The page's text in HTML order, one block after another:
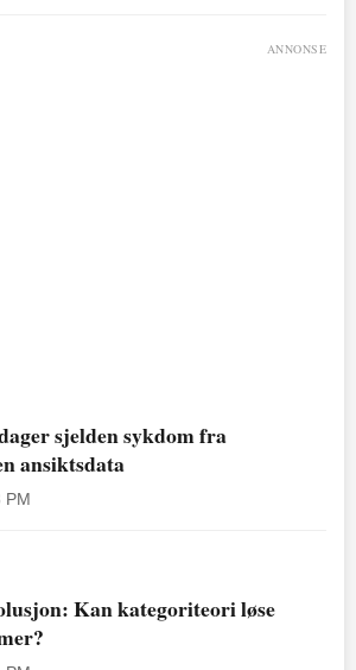
ANNONSE
sjelden sykdom fra
ansiktsdata
PM
Kan kategoriteori løse